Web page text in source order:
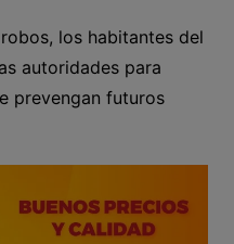
los habitantes del
autoridades para
prevengan futuros